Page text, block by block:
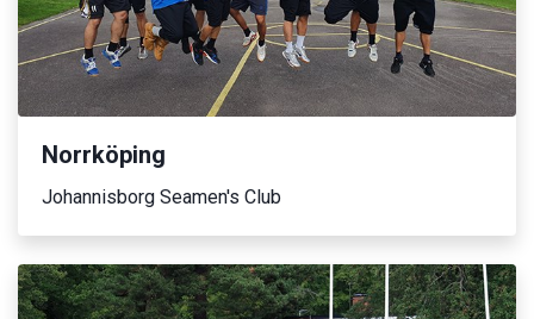
Norrköping
Johannisborg Seamen's Club